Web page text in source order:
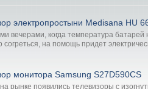
электропростыни Medisana HU
вечерами, когда температура батарей
согреться, на помощь придет
монитора Samsung S27D590CS
на рынке появились телевизоры с